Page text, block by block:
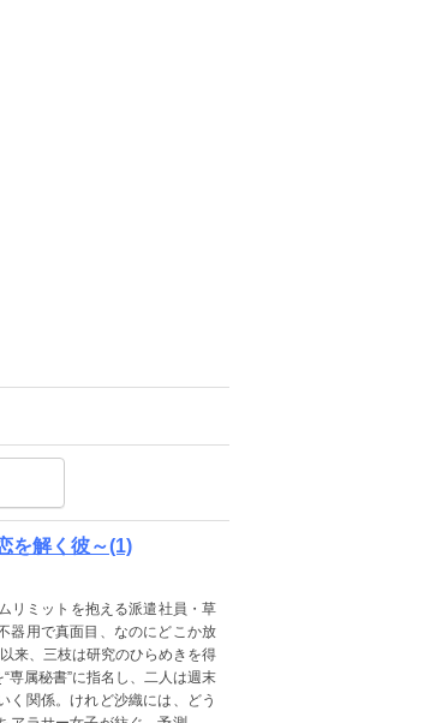
を解く彼～(1)
リミットを抱える派遣社員・草
器用で真面目、なのにどこか放
来、三枝は研究のひらめきを得
専属秘書”に指名し、二人は週末
関係。けれど沙織には、どう